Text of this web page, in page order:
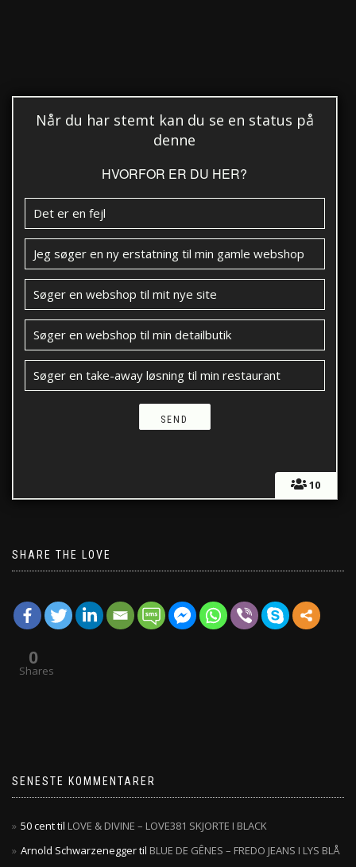
10
Når du har stemt kan du se en status på
denne
HVORFOR ER DU HER?
Det er en fejl
Jeg søger en ny erstatning til min gamle webshop
Søger en webshop til mit nye site
Søger en webshop til min detailbutik
Søger en take-away løsning til min restaurant
SHARE THE LOVE
0
Shares
SENESTE KOMMENTARER
50 centtil LOVE & DIVINE – LOVE381 SKJORTE I BLACK
Arnold Schwarzeneggertil BLUE DE GÊNES – FREDO JEANS I LYS BLÅ